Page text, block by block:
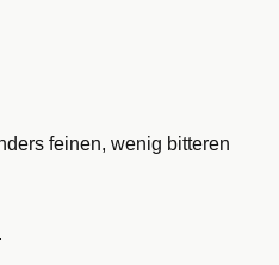
feinen, wenig bitteren